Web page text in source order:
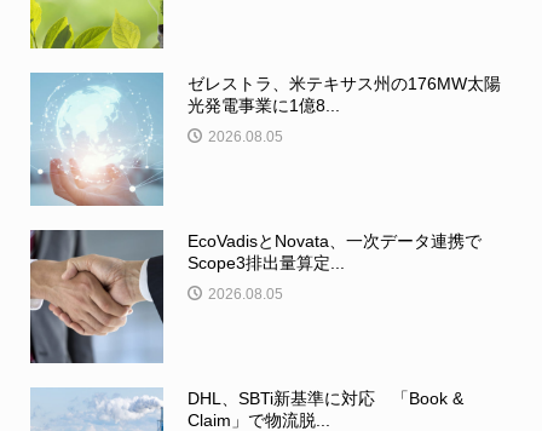
ゼレストラ、米テキサス州の176MW太陽
光発電事業に1億8...
2026.08.05
EcoVadisとNovata、一次データ連携で
Scope3排出量算定...
2026.08.05
DHL、SBTi新基準に対応 「Book &
Claim」で物流脱...